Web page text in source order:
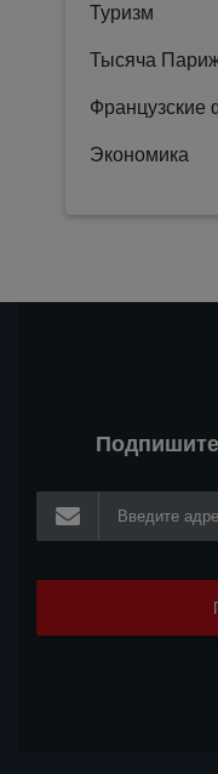
Туризм
Тысяча
Французские
Экономика